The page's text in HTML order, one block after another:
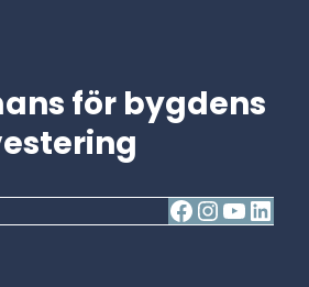
för bygdens